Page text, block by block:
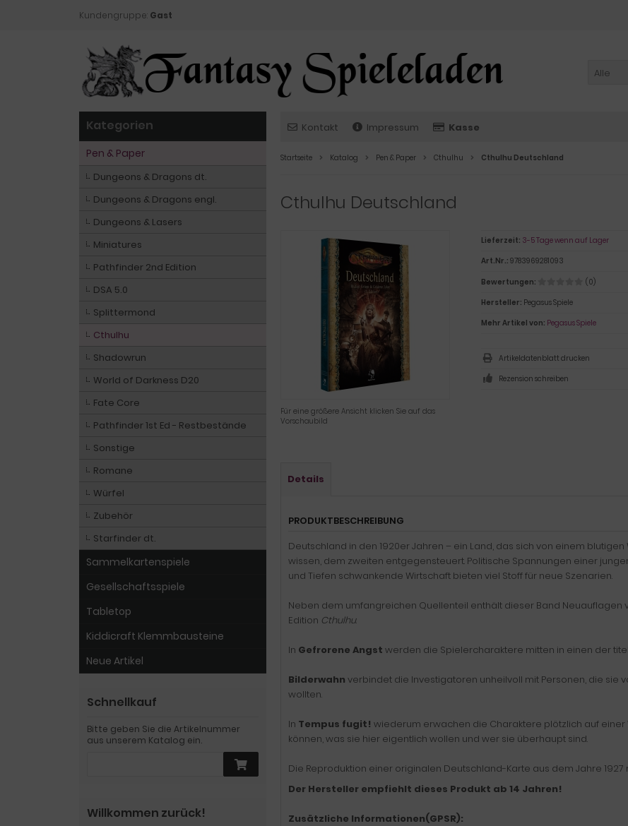
Kundengruppe: Gast
Alle
Kontakt Impressum Kasse
Startseite Katalog Pen & Paper Cthulhu Cthulhu Deutschland
Cthulhu Deutschland
Für eine größere Ansicht klicken Sie auf das
Vorschaubild
Lieferzeit: 3-5 Tage wenn auf Lager
Art.Nr.: 9783969281093
Bewertungen:
(0)
Hersteller: Pegasus Spiele
Mehr Artikel von: Pegasus Spiele
Artikeldatenblatt drucken
Rezension schreiben
Details
PRODUKTBESCHREIBUNG
Deutschland in den 1920er Jahren – ein Land, das sich von einem
wissen, dem zweiten entgegensteuert. Politische Spannungen einer
und Tiefen schwankende Wirtschaft bieten viel Stoff für neue Szenarien.
Neben dem umfangreichen Quellenteil enthält dieser Band Neuauflagen
Edition Cthulhu:
In Gefrorene Angst werden die Spielercharaktere mitten in einen der
Bilderwahn verbindet die Investigatoren unheilvoll mit Personen, die sie
wollten.
In Tempus fugit! wiederum erwachen die Charaktere plötzlich auf
können, was sie hier eigentlich wollen und wer sie überhaupt sind.
Die Reproduktion einer originalen Deutschland-Karte aus dem Jahre
Der Hersteller empfiehlt dieses Produkt ab 14 Jahren!
Zusätzliche Informationen(GPSR):
Kategorien
Pen & Paper
Dungeons & Dragons dt.
Dungeons & Dragons engl.
Dungeons & Lasers
Miniatures
Pathfinder 2nd Edition
DSA 5.0
Splittermond
Cthulhu
Shadowrun
World of Darkness D20
Fate Core
Pathfinder 1st Ed - Restbestände
Sonstige
Romane
Würfel
Zubehör
Starfinder dt.
Sammelkartenspiele
Gesellschaftsspiele
Tabletop
Kiddicraft Klemmbausteine
Neue Artikel
Schnellkauf
Bitte geben Sie die Artikelnummer
aus unserem Katalog ein.
Willkommen zurück!